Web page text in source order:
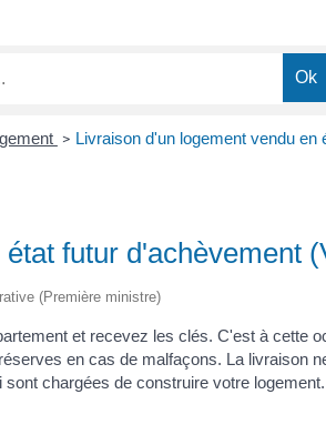
> Livraison d'un logement vendu
futur d'achèvement
(Première ministre)
et recevez les clés. C'est à cette
en cas de malfaçons. La livraison
chargées de construire votre logement.